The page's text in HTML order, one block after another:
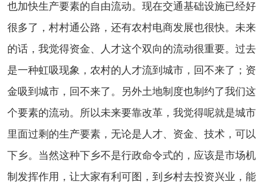
也加快生产要素的自由流动。现在交通基础设施已经好
很多了，村村通公路，还有农村电商发展也很快。未来
的话，我觉得资金、人才这个双向的流动很重要。过去
是一种虹吸现象，农村的人才流到城市，回不来了；资
金吸到城市，回不来了。另外土地制度也制约了我们这
个要素的流动。所以未来要靠改革，我觉得呢就是城市
里面过剩的生产要素，无论是人才、资金、技术，可以
下乡。当然这种下乡不是行政命令式的，应该是市场机
制发挥作用，让大家有利可图，到乡村去投资兴业，能